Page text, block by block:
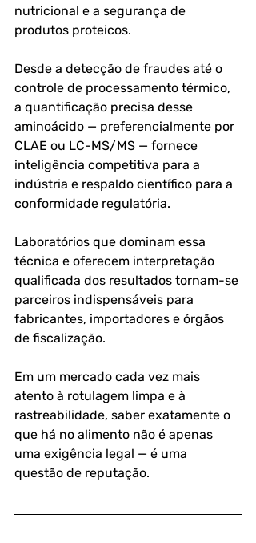
nutricional e a segurança de
produtos proteicos.
Desde a detecção de fraudes até o
controle de processamento térmico,
a quantificação precisa desse
aminoácido — preferencialmente por
CLAE ou LC-MS/MS — fornece
inteligência competitiva para a
indústria e respaldo científico para a
conformidade regulatória.
Laboratórios que dominam essa
técnica e oferecem interpretação
qualificada dos resultados tornam-se
parceiros indispensáveis para
fabricantes, importadores e órgãos
de fiscalização.
Em um mercado cada vez mais
atento à rotulagem limpa e à
rastreabilidade, saber exatamente o
que há no alimento não é apenas
uma exigência legal — é uma
questão de reputação.